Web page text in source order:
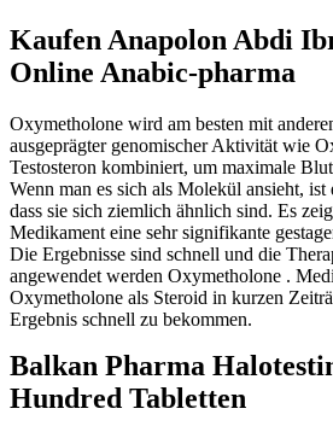
Kaufen Anapolon Abdi
Online Anabic-pharma
Oxymetholone wird am besten mit
ausgeprägter genomischer Aktivität wie
Testosteron kombiniert, um maximale
Wenn man es sich als Molekül ansieht, ist
dass sie sich ziemlich ähnlich sind. Es
Medikament eine sehr signifikante
Die Ergebnisse sind schnell und die
angewendet werden Oxymetholone .
Oxymetholone als Steroid in kurzen
Ergebnis schnell zu bekommen.
Balkan Pharma
Hundred Tabletten